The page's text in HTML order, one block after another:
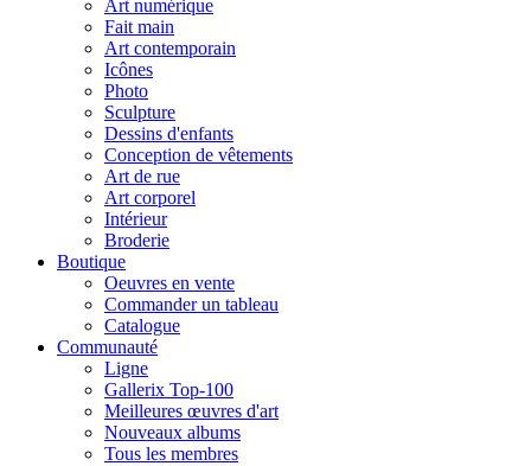
Art numérique
Fait main
Art contemporain
Icônes
Photo
Sculpture
Dessins d'enfants
Conception de vêtements
Art de rue
Art corporel
Intérieur
Broderie
Boutique
Oeuvres en vente
Commander un tableau
Catalogue
Communauté
Ligne
Gallerix Top-100
Meilleures œuvres d'art
Nouveaux albums
Tous les membres